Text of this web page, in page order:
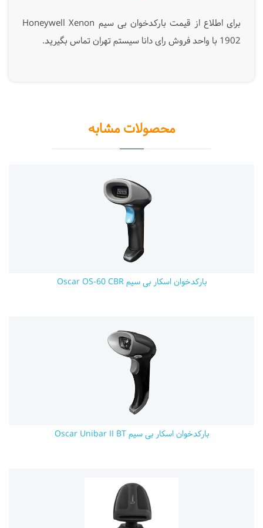
برای اطلاع از قیمت بارکدخوان بی سیم Honeywell Xenon
1902 با واحد فروش رای دانا سیستم تهران تماس بگیرید.
محصولات مشابه
بارکدخوان اسکار بی سیم Oscar OS-60 CBR
بارکدخوان اسکار بی سیم Oscar Unibar II BT